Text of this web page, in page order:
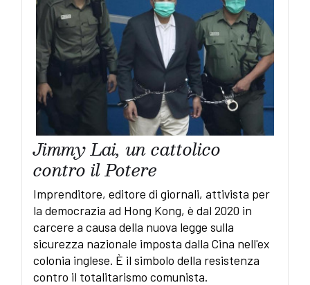
Jimmy Lai, un cattolico
contro il Potere
Imprenditore, editore di giornali, attivista per
la democrazia ad Hong Kong, è dal 2020 in
carcere a causa della nuova legge sulla
sicurezza nazionale imposta dalla Cina nell'ex
colonia inglese. È il simbolo della resistenza
contro il totalitarismo comunista.